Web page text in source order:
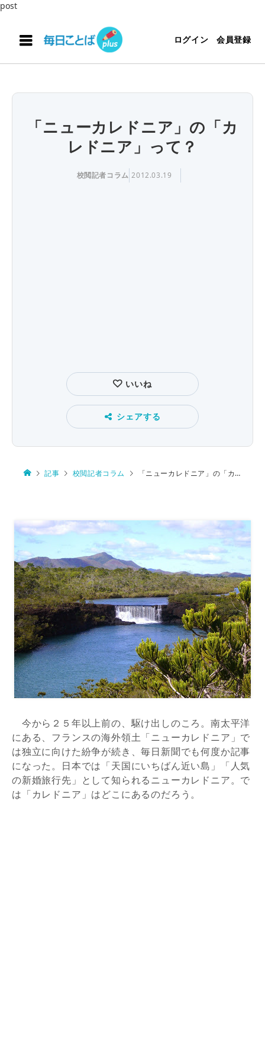
post
ログイン 会員登録
「ニューカレドニア」の「カ
レドニア」って？
校閲記者コラム 2012.03.19
いいね
シェアする
記事 校閲記者コラム 「ニューカレドニア」の「カレドニア」って？
今から２５年以上前の、駆け出しのころ。南太平洋
にある、フランスの海外領土「ニューカレドニア」で
は独立に向けた紛争が続き、毎日新聞でも何度か記事
になった。日本では「天国にいちばん近い島」「人気
の新婚旅行先」として知られるニューカレドニア。で
は「カレドニア」はどこにあるのだろう。